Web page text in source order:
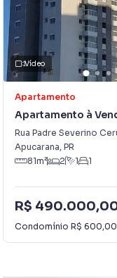
Vídeo
Apartamento
Apartamento à
José
Rua Padre Severino
Apucarana, PR
81m² 2 1 1
R$
Condomínio R$ 600,00